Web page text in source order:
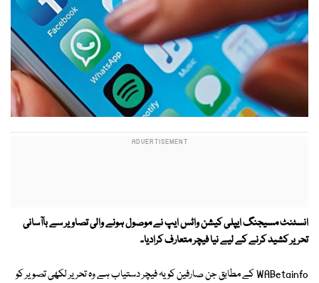
انسٹنٹ مسیجنگ ایپلی کیشن واٹس ایپ نے موصول ہونے والی تصاویر سے باآسانی
تحریر کشید کرنے کے لیے نیا فیچر متعارف کرادیا۔
WABetainfo کے مطابق جن صارفین کو یہ فیچر دستیاب ہے وہ تحریر لکھی تصویر کو